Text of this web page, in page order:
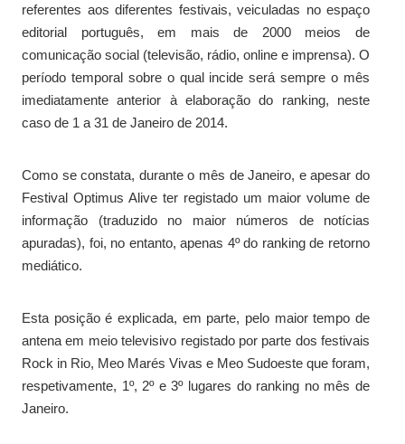
referentes aos diferentes festivais, veiculadas no espaço
editorial português, em mais de 2000 meios de
comunicação social (televisão, rádio, online e imprensa). O
período temporal sobre o qual incide será sempre o mês
imediatamente anterior à elaboração do ranking, neste
caso de 1 a 31 de Janeiro de 2014.
Como se constata, durante o mês de Janeiro, e apesar do
Festival Optimus Alive ter registado um maior volume de
informação (traduzido no maior números de notícias
apuradas), foi, no entanto, apenas 4º do ranking de retorno
mediático.
Esta posição é explicada, em parte, pelo maior tempo de
antena em meio televisivo registado por parte dos festivais
Rock in Rio, Meo Marés Vivas e Meo Sudoeste que foram,
respetivamente, 1º, 2º e 3º lugares do ranking no mês de
Janeiro.